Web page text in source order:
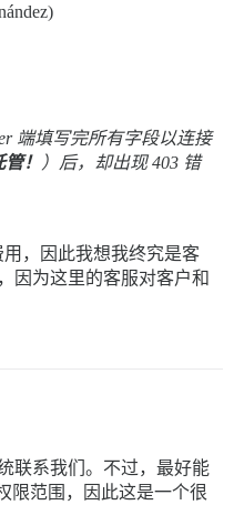
端填写完所有字段以连接
！ ）后，却出现 403 错
，因此我想我终究是客
因为这里的客服对客户和
联系我们。不过，最好能
限范围，因此这是一个很